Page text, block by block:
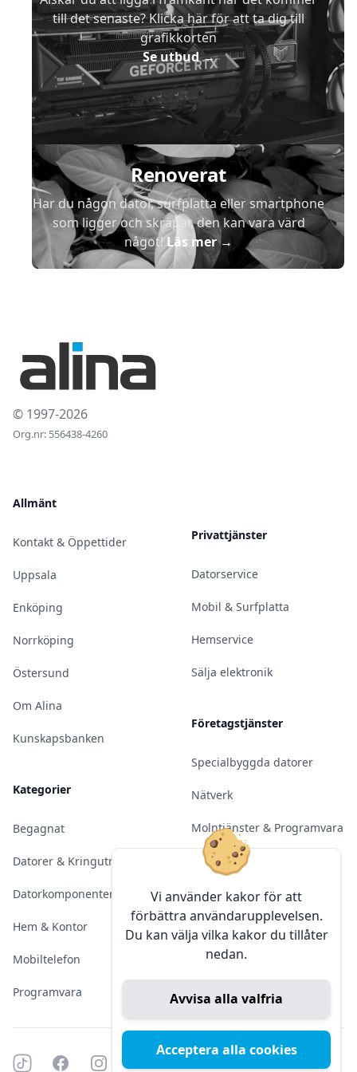
Vi använder kakor för att
förbättra användarupplevelsen.
Du kan välja vilka kakor du tillåter
nedan.
Avvisa alla valfria
Acceptera alla cookies
till det senaste? Klicka här för att ta dig till
grafikkorten
Se utbud→
Renoverat
Har du någon dator, surfplatta eller smartphone
som ligger och skräpar, den kan vara värd
något!Läs mer→
© 1997-2026
Org.nr: 556438-4260
Allmänt
Kontakt & Öppettider
Uppsala
Enköping
Norrköping
Östersund
Om Alina
Kunskapsbanken
Kategorier
Begagnat
Datorer & Kringutrustning
Datorkomponenter
Hem & Kontor
Mobiltelefon
Programvara
Privattjänster
Datorservice
Mobil & Surfplatta
Hemservice
Sälja elektronik
Företagstjänster
Specialbyggda datorer
Nätverk
Molntjänster & Programvara
Server & Backup
Kameraövervakning
Konferens & Public Display
Sälja elektronik
Tiktok FacebookInstagram